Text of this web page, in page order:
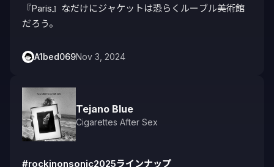
『Paris』なだけにジャケットは恐らくルーブル美術館
だろう。
A1bed069Nov 3, 2024
Tejano Blue
Cigarettes After Sex
#rockinonsonic2025ラインナップ